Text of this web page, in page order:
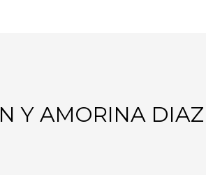
Y AMORINA DIAZ